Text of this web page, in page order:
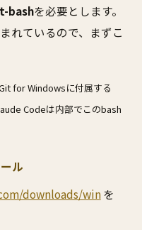
bashを必要とします。
れているので、まずこ
for Windowsに付属する
Codeは内部でこのbash
ル
downloads/winを